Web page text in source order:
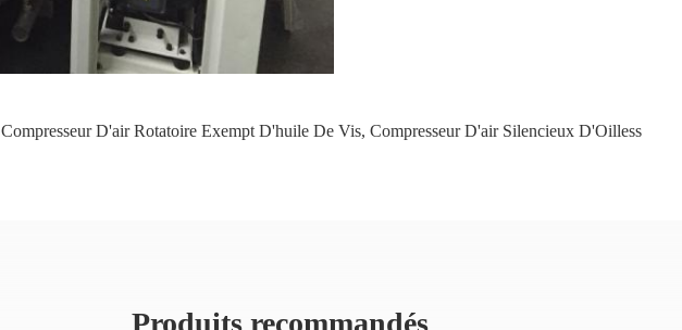
Compresseur D'air Rotatoire Exempt D'huile De Vis, Compresseur D'air Silencieux D'Oilless
Produits recommandés